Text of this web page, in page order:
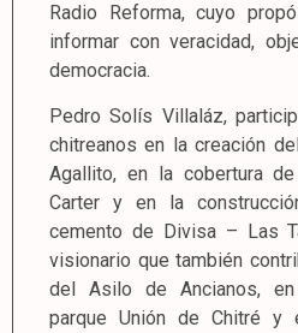
Radio Reforma, cuyo
informar con veracidad,
democracia.
Pedro Solís Villaláz,
chitreanos en la creación
Agallito, en la cobertura
Carter y en la
cemento de Divisa – Las
visionario que también
del Asilo de Ancianos,
parque Unión de Chitré y